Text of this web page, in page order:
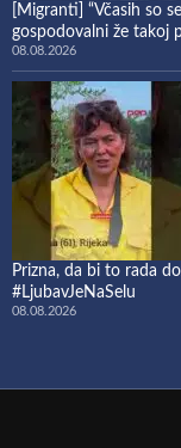
[Migranti] “Včasih so
gospodovalni že takoj
08.08.2026
Prizna, da bi to rada
#LjubavJeNaSelu
08.08.2026